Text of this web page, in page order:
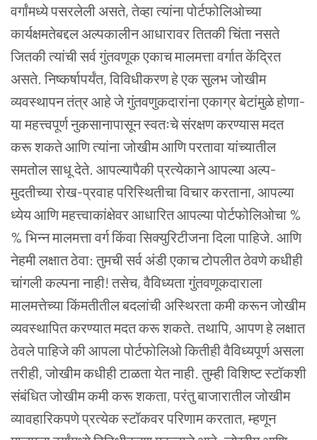
वर्गांमध्ये पसरलेली असते, तेव्हा त्यांना पोर्टफोलिओच्या
कार्यक्षमतेबद्दल अल्पकालीन आधारावर तितकी चिंता नसते
जितकी त्यांची सर्व गुंतवणूक एकाच मालमत्ता वर्गात केंद्रित
असते. निष्कर्षापर्यंत, विविधीकरण हे एक सुलभ जोखीम
व्यवस्थापन तंत्र आहे जे गुंतवणुकदारांना एकाग्र बेटांमुळे होणा-
या महत्त्वपूर्ण नुकसानापासून स्वतःचे संरक्षण करण्यास मदत
करू शकते आणि त्यांना जोखीम आणि परतावा यांच्यातील
समतोल साधू देते. आपल्यापैकी प्रत्येकाने आपल्या अल्प-
मुदतीच्या रोख-प्रवाह परिस्थितीचा विचार करताना, आपल्या
ध्येय आणि महत्त्वाकांक्षेवर आधारित आपल्या पोर्टफोलिओचा %
% भिन्न मालमत्ता वर्ग किंवा सिक्युरिटीजना दिला पाहिजे. आणि
नेहमी लक्षात ठेवा: तुमची सर्व अंडी एकाच टोपलीत ठेवणे कधीही
चांगली कल्पना नाही! तसेच, वैविध्यता गुंतवणूकदाराला
मालमत्तेच्या किंमतीतील बदलांची अस्थिरता कमी करून जोखीम
व्यवस्थापित करण्यात मदत करू शकते. तथापि, आपण हे लक्षात
ठेवले पाहिजे की आपला पोर्टफोलिओ कितीही वैविध्यपूर्ण असला
तरीही, जोखीम कधीही टाळता येत नाही. तुम्ही विशिष्ट स्टॉकशी
संबंधित जोखीम कमी करू शकता, परंतु बाजारातील जोखीम
व्यावहारिकपणे प्रत्येक स्टॉकवर परिणाम करतात, म्हणून